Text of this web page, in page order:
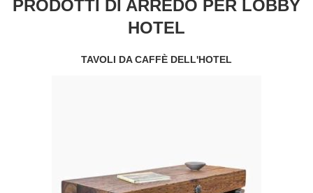
PRODOTTI DI ARREDO PER LOBBY
HOTEL
TAVOLI DA CAFFÈ DELL'HOTEL